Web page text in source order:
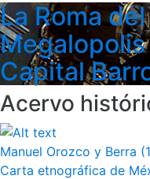
La Roma
Megalopolis
Capital
Acervo
Manuel Orozco y Berra
Carta etnográfica de